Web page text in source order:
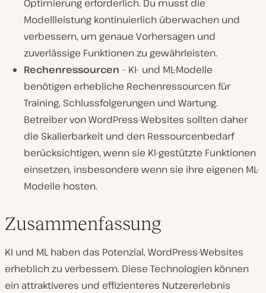
Optimierung erforderlich. Du musst die
Modellleistung kontinuierlich überwachen und
verbessern, um genaue Vorhersagen und
zuverlässige Funktionen zu gewährleisten.
Rechenressourcen – KI- und ML-Modelle
benötigen erhebliche Rechenressourcen für
Training, Schlussfolgerungen und Wartung.
Betreiber von WordPress-Websites sollten daher
die Skalierbarkeit und den Ressourcenbedarf
berücksichtigen, wenn sie KI-gestützte Funktionen
einsetzen, insbesondere wenn sie ihre eigenen ML-
Modelle hosten.
Zusammenfassung
KI und ML haben das Potenzial, WordPress-Websites
erheblich zu verbessern. Diese Technologien können
ein attraktiveres und effizienteres Nutzererlebnis